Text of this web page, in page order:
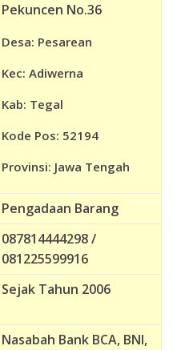
Pekuncen No.36
Desa: Pesarean
Kec: Adiwerna
Kab: Tegal
Kode Pos: 52194
Provinsi: Jawa Tengah
Pengadaan Barang
087814444298 /
081225599916
Sejak Tahun 2006
Nasabah Bank BCA, BNI,